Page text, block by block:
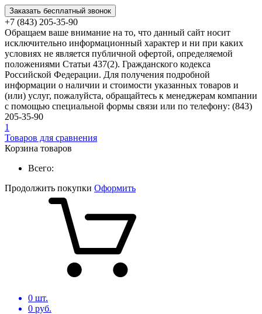
Заказать бесплатный звонок
+7 (843) 205-35-90
Обращаем ваше внимание на то, что данный сайт носит
исключительно информационный характер и ни при каких
условиях не является публичной офертой, определяемой
положениями Статьи 437(2). Гражданского кодекса
Российской Федерации. Для получения подробной
информации о наличии и стоимости указанных товаров и
(или) услуг, пожалуйста, обращайтесь к менеджерам компании
с помощью специальной формы связи или по телефону: (843)
205-35-90
1
Товаров для сравнения
Корзина товаров
Всего:
Продолжить покупки Оформить
0 шт.
0 руб.